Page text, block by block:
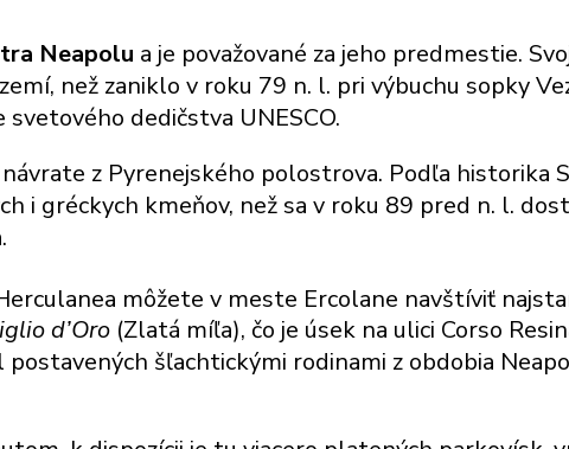
Neapolu a je považované za jeho predmestie.
než zaniklo v roku 79 n. l. pri výbuchu sopky
dedičstva UNESCO.
z Pyrenejského polostrova. Podľa historika
gréckych kmeňov, než sa v roku 89 pred n. l.
môžete v meste Ercolane navštíviť
d’Oro (Zlatá míľa), čo je úsek na ulici Corso
šľachtickými rodinami z obdobia